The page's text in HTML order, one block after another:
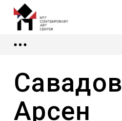
Савадов
Арсен